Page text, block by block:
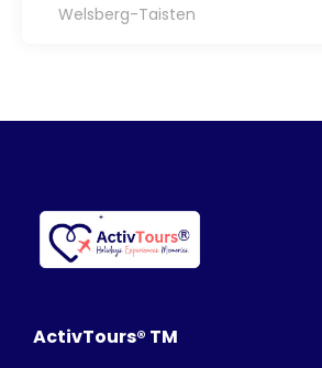
Welsberg-Taisten
ActivTours® TM